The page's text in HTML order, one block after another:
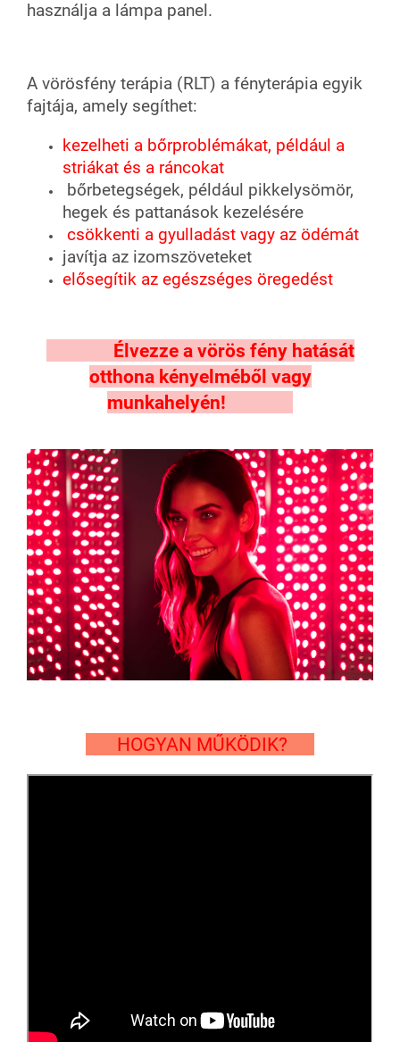
használja a lámpa panel.
A vörösfény terápia (RLT) a fényterápia egyik
fajtája, amely segíthet:
kezelheti a bőrproblémákat, például a
striákat és a ráncokat
bőrbetegségek, például pikkelysömör,
hegek és pattanások kezelésére
csökkenti a gyulladást vagy az ödémát
javítja az izomszöveteket
elősegítik az egészséges öregedést
Élvezze a vörös fény hatását
otthona kényelméből vagy
munkahelyén!
HOGYAN MŰKÖDIK?